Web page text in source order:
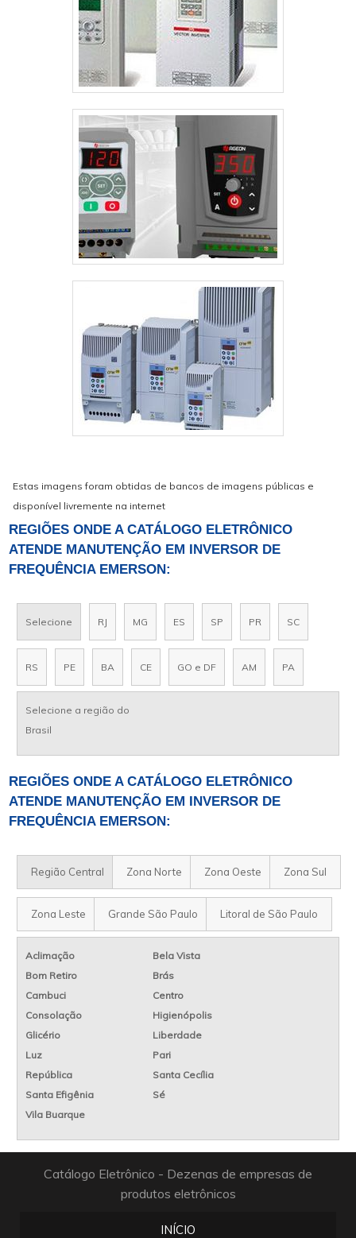
Estas imagens foram obtidas de bancos de imagens públicas e
disponível livremente na internet
REGIÕES ONDE A CATÁLOGO ELETRÔNICO
ATENDE MANUTENÇÃO EM INVERSOR DE
FREQUÊNCIA EMERSON:
Selecione RJ MG ES SP PR SC
RS PE BA CE GO e DF AM PA
Selecione a região do
Brasil
REGIÕES ONDE A CATÁLOGO ELETRÔNICO
ATENDE MANUTENÇÃO EM INVERSOR DE
FREQUÊNCIA EMERSON:
Região Central Zona Norte Zona Oeste Zona Sul
Zona Leste Grande São Paulo Litoral de São Paulo
Aclimação
Bela Vista
Bom Retiro
Brás
Cambuci
Centro
Consolação
Higienópolis
Glicério
Liberdade
Luz
Pari
República
Santa Cecília
Santa Efigênia
Sé
Vila Buarque
Catálogo Eletrônico - Dezenas de empresas de
produtos eletrônicos
INÍCIO